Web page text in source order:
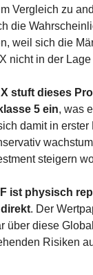
Vergleich zu
die
weil sich die
nicht in der
stuft dieses
5 ein, was
damit in
steigern
ist physisch
. Der
über diese
Risiken